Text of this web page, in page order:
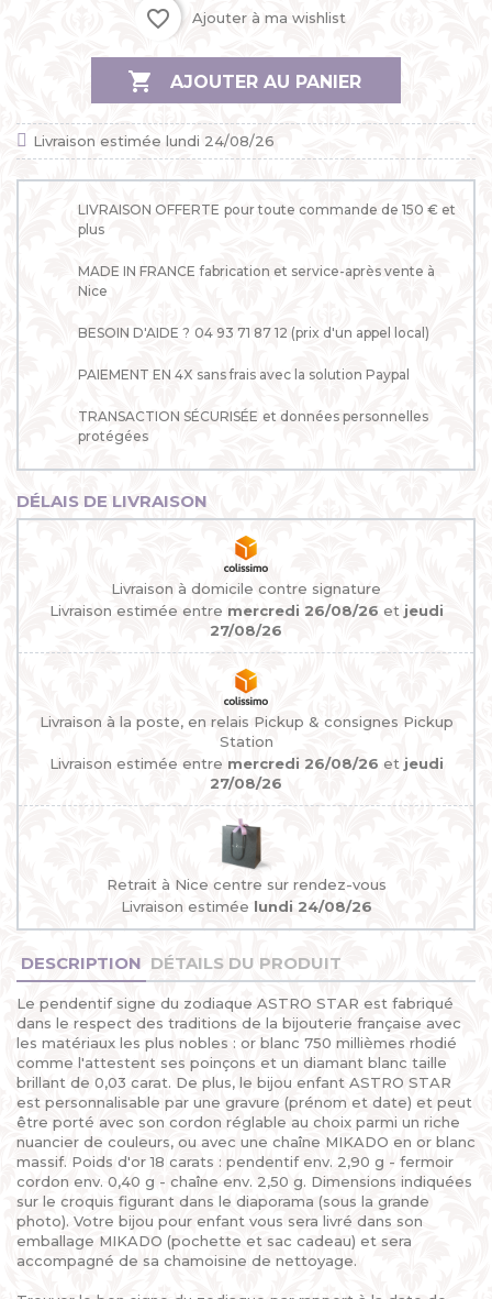
favorite_border Ajouter à ma wishlist
 AJOUTER AU PANIER
Livraison estimée lundi 24/08/26
LIVRAISON OFFERTE pour toute commande de 150 € et
plus
MADE IN FRANCE fabrication et service-après vente à
Nice
BESOIN D'AIDE ? 04 93 71 87 12 (prix d'un appel local)
PAIEMENT EN 4X sans frais avec la solution Paypal
TRANSACTION SÉCURISÉE et données personnelles
protégées
DÉLAIS DE LIVRAISON
Livraison à domicile contre signature
Livraison estimée entre mercredi 26/08/26 et jeudi
27/08/26
Livraison à la poste, en relais Pickup & consignes Pickup
Station
Livraison estimée entre mercredi 26/08/26 et jeudi
27/08/26
Retrait à Nice centre sur rendez-vous
Livraison estimée lundi 24/08/26
DESCRIPTION DÉTAILS DU PRODUIT
Le pendentif signe du zodiaque ASTRO STAR est fabriqué
dans le respect des traditions de la bijouterie française avec
les matériaux les plus nobles : or blanc 750 millièmes rhodié
comme l'attestent ses poinçons et un diamant blanc taille
brillant de 0,03 carat. De plus, le bijou enfant ASTRO STAR
est personnalisable par une gravure (prénom et date) et peut
être porté avec son cordon réglable au choix parmi un riche
nuancier de couleurs, ou avec une chaîne MIKADO en or blanc
massif. Poids d'or 18 carats : pendentif env. 2,90 g - fermoir
cordon env. 0,40 g - chaîne env. 2,50 g. Dimensions indiquées
sur le croquis figurant dans le diaporama (sous la grande
photo). Votre bijou pour enfant vous sera livré dans son
emballage MIKADO (pochette et sac cadeau) et sera
accompagné de sa chamoisine de nettoyage.